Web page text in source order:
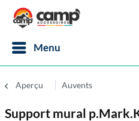
Menu
Aperçu Auvents
Support mural